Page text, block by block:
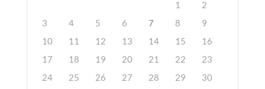
1
2
3
4 5 6 7 8
9
10
11 12 13 14 15
16
17
18 19 20 21 22
23
24
25 26 27 28 29
30